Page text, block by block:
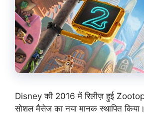
Disney की 2016 में रिलीज़ हुई
सोशल मैसेज का नया मानक स्थापित